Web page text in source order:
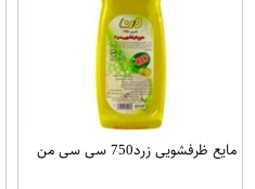
مایع ظرفشویی زرد750 سی سی من